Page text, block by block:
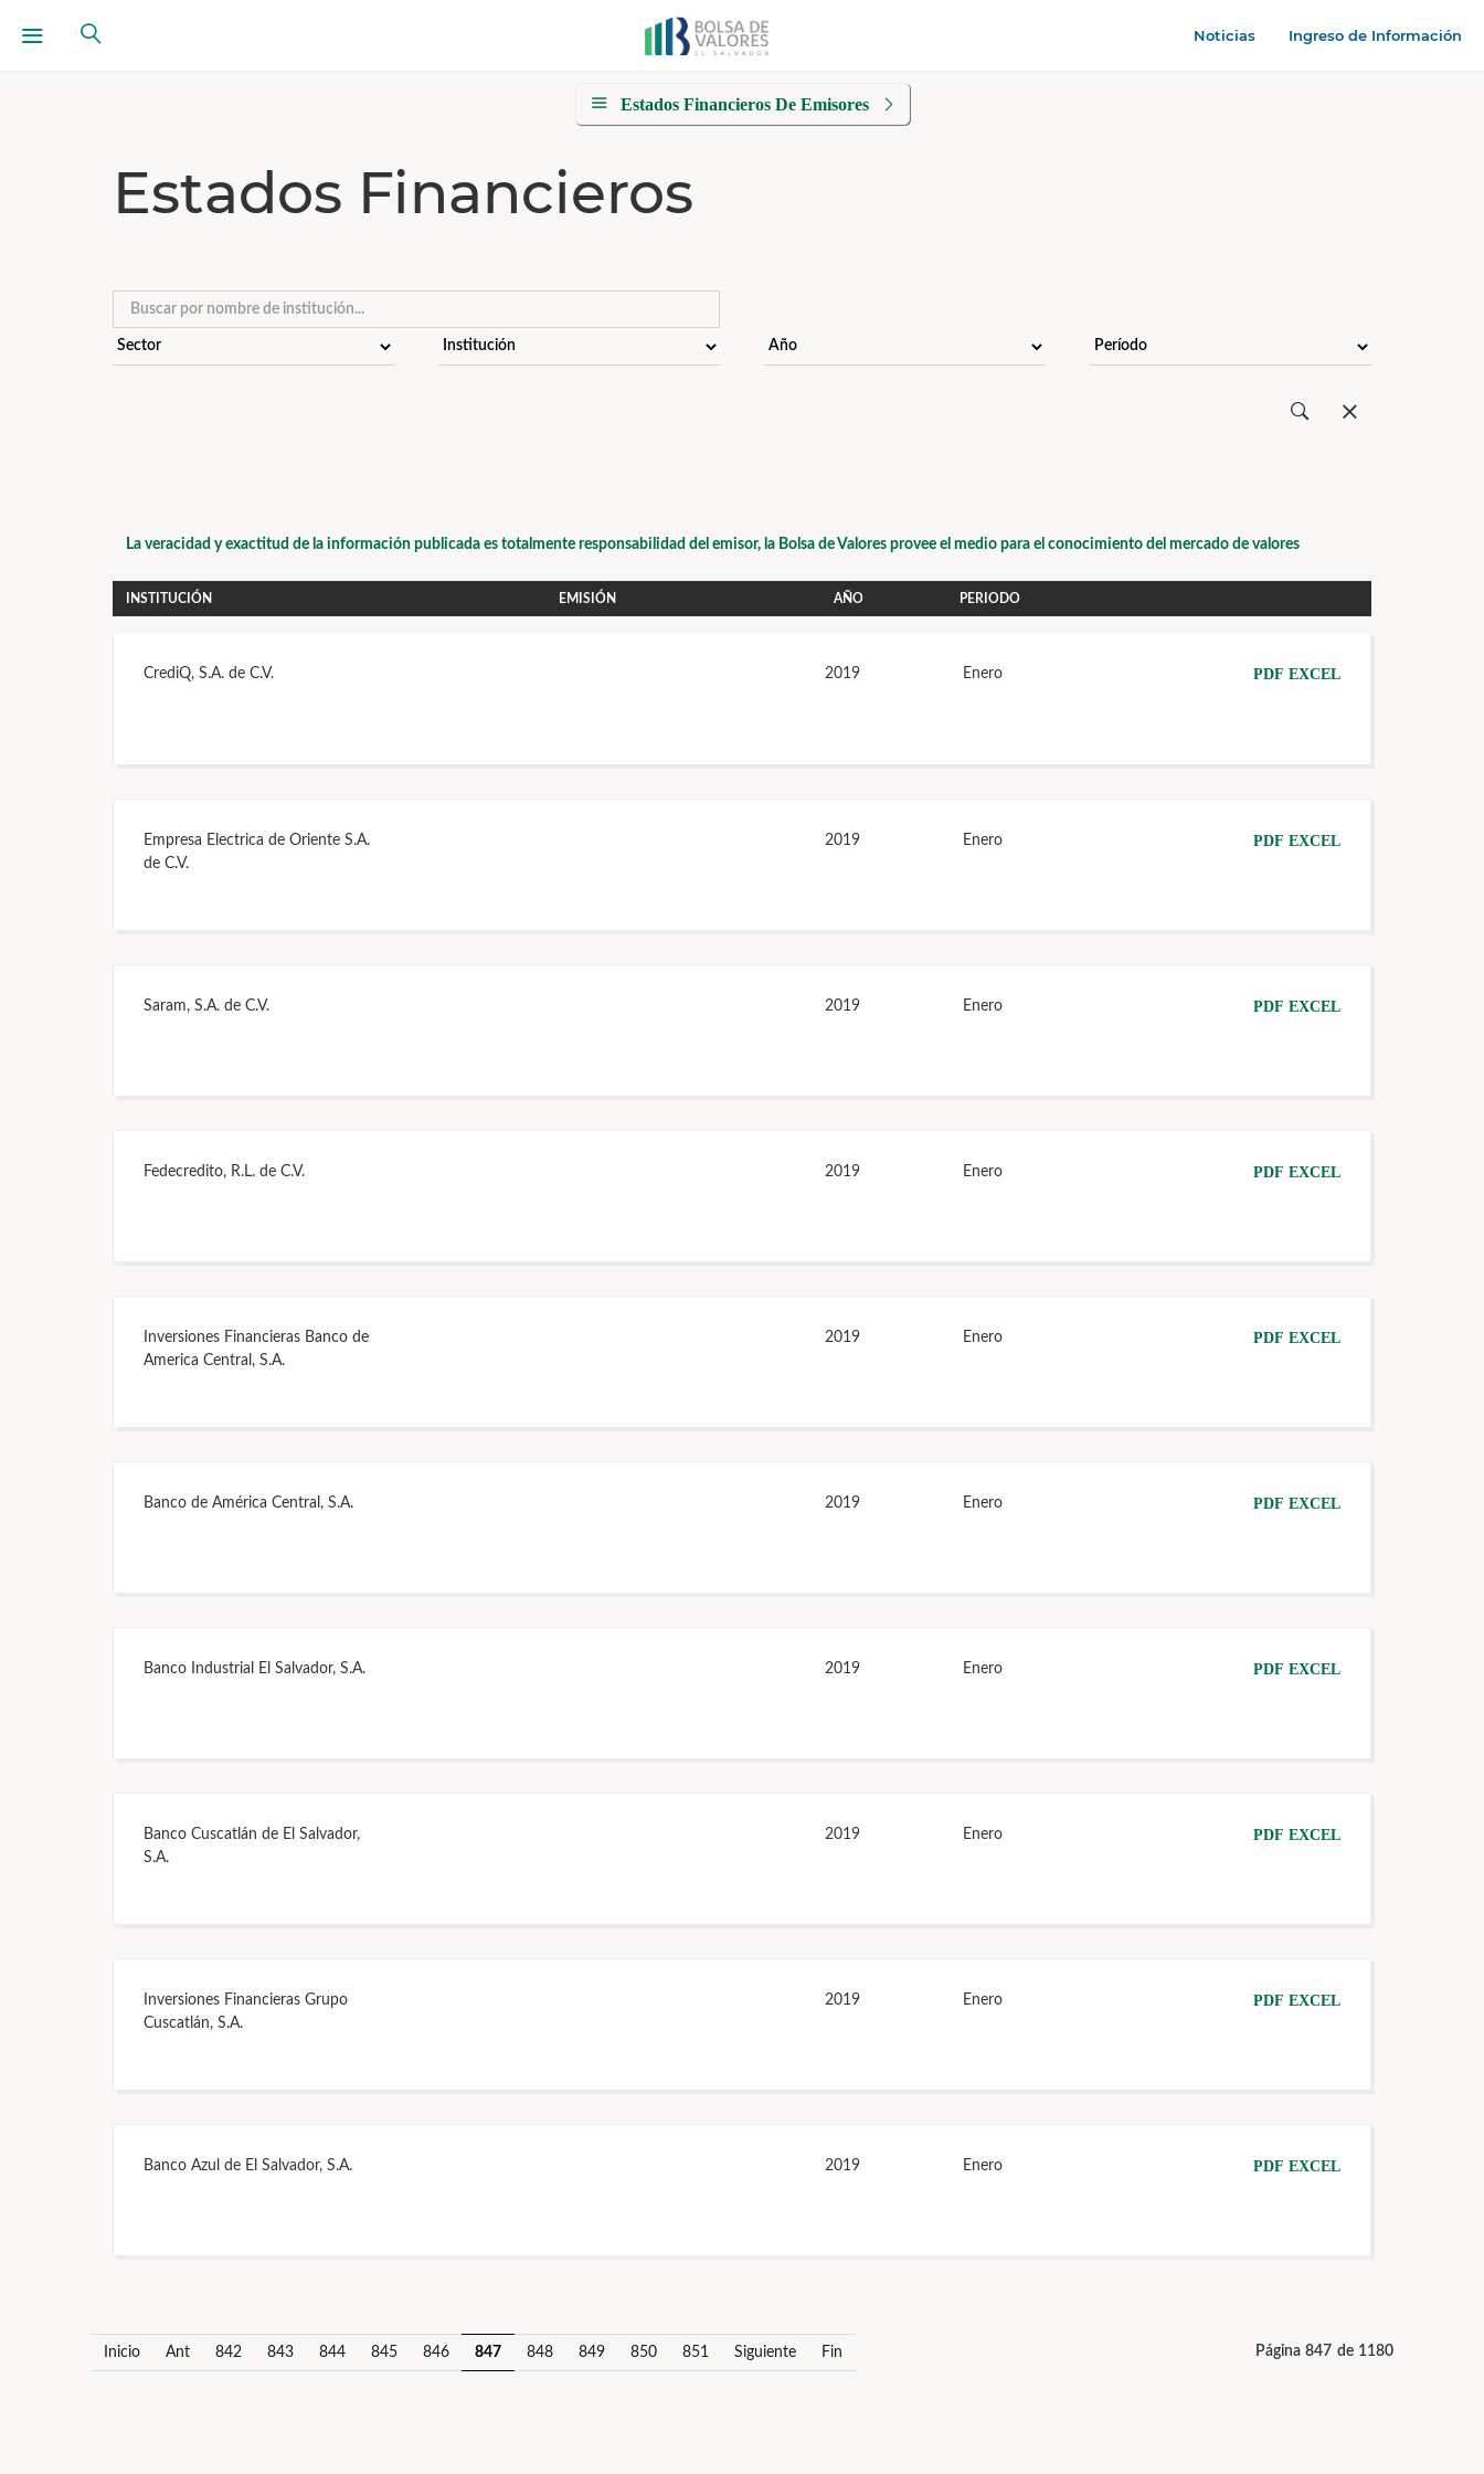
Noticias Ingreso de Información
Estados Financieros De Emisores
Estados Financieros
La veracidad y exactitud de la información publicada es totalmente responsabilidad del emisor, la Bolsa de Valores provee el medio para el conocimiento del mercado de valores
INSTITUCIÓN EMISIÓN AÑO PERIODO
CrediQ, S.A. de C.V. 2019 Enero PDF EXCEL
Empresa Electrica de Oriente S.A.
de C.V.
2019 Enero PDF EXCEL
Saram, S.A. de C.V. 2019 Enero PDF EXCEL
Fedecredito, R.L. de C.V. 2019 Enero PDF EXCEL
Inversiones Financieras Banco de
America Central, S.A.
2019 Enero PDF EXCEL
Banco de América Central, S.A. 2019 Enero PDF EXCEL
Banco Industrial El Salvador, S.A. 2019 Enero PDF EXCEL
Banco Cuscatlán de El Salvador,
S.A.
2019 Enero PDF EXCEL
Inversiones Financieras Grupo
Cuscatlán, S.A.
2019 Enero PDF EXCEL
Banco Azul de El Salvador, S.A. 2019 Enero PDF EXCEL
Página 847 de 1180
Inicio Ant 842 843 844 845 846 847 848 849 850 851 Siguiente Fin